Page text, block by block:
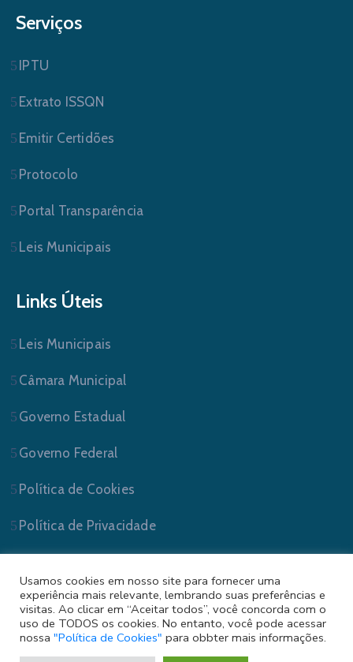
Serviços
IPTU
Extrato ISSQN
Emitir Certidões
Protocolo
Portal Transparência
Leis Municipais
Links Úteis
Leis Municipais
Câmara Municipal
Governo Estadual
Governo Federal
Política de Cookies
Política de Privacidade
Usamos cookies em nosso site para fornecer uma
experiência mais relevante, lembrando suas preferências e
visitas. Ao clicar em “Aceitar todos”, você concorda com o
uso de TODOS os cookies. No entanto, você pode acessar
nossa "Política de Cookies" para obbter mais informações.